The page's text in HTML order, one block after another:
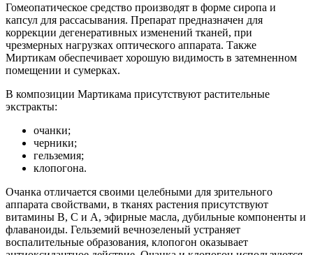
Гомеопатическое средство производят в форме сиропа и
капсул для рассасывания. Препарат предназначен для
коррекции дегенеративных изменений тканей, при
чрезмерных нагрузках оптического аппарата. Также
Миртикам обеспечивает хорошую видимость в затемненном
помещении и сумерках.
В композиции Мартикама присутствуют растительные
экстракты:
очанки;
черники;
гельземия;
клопогона.
Очанка отличается своими целебными для зрительного
аппарата свойствами, в тканях растения присутствуют
витамины В, С и А, эфирные масла, дубильные компоненты и
флаваноиды. Гельземий вечнозеленый устраняет
воспалительные образования, клопогон оказывает